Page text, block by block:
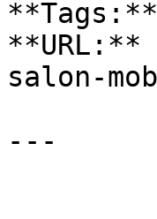
salon-
---